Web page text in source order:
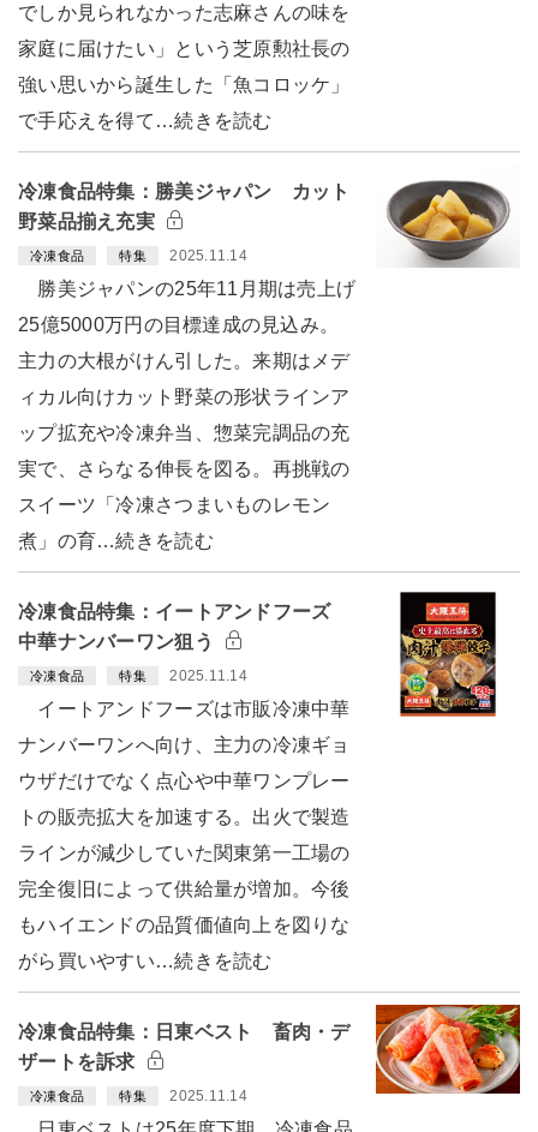
でしか見られなかった志麻さんの味を
家庭に届けたい」という芝原勲社長の
強い思いから誕生した「魚コロッケ」
で手応えを得て…続きを読む
冷凍食品特集：勝美ジャパン カット
野菜品揃え充実
冷凍食品 特集 2025.11.14
勝美ジャパンの25年11月期は売上げ
25億5000万円の目標達成の見込み。
主力の大根がけん引した。来期はメデ
ィカル向けカット野菜の形状ラインア
ップ拡充や冷凍弁当、惣菜完調品の充
実で、さらなる伸長を図る。再挑戦の
スイーツ「冷凍さつまいものレモン
煮」の育…続きを読む
冷凍食品特集：イートアンドフーズ
中華ナンバーワン狙う
冷凍食品 特集 2025.11.14
イートアンドフーズは市販冷凍中華
ナンバーワンへ向け、主力の冷凍ギョ
ウザだけでなく点心や中華ワンプレー
トの販売拡大を加速する。出火で製造
ラインが減少していた関東第一工場の
完全復旧によって供給量が増加。今後
もハイエンドの品質価値向上を図りな
がら買いやすい…続きを読む
冷凍食品特集：日東ベスト 畜肉・デ
ザートを訴求
冷凍食品 特集 2025.11.14